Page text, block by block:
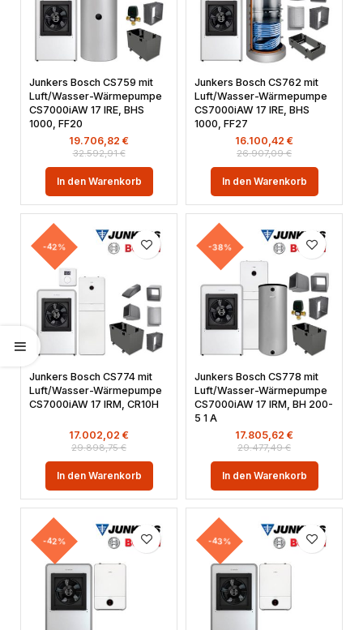
Junkers Bosch CS759 mit
Luft/Wasser-Wärmepumpe
CS7000iAW 17 IRE, BHS
1000, FF20
32.592,91€
19.706,82 €
In den Warenkorb
Junkers Bosch CS762 mit
Luft/Wasser-Wärmepumpe
CS7000iAW 17 IRE, BHS
1000, FF27
26.907,09€
16.100,42 €
In den Warenkorb
-42%
Junkers Bosch CS774 mit
Luft/Wasser-Wärmepumpe
CS7000iAW 17 IRM, CR10H
29.898,75€
17.002,02 €
In den Warenkorb
-38%
Junkers Bosch CS778 mit
Luft/Wasser-Wärmepumpe
CS7000iAW 17 IRM, BH 200-
5 1 A
29.477,49€
17.805,62 €
In den Warenkorb
-42% -43%